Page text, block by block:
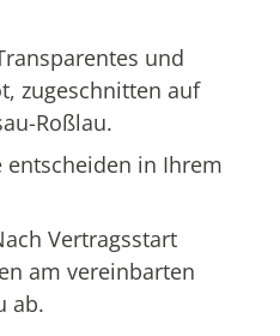
und
zugeschnitten auf
Roßlau.
entscheiden in Ihrem
Vertragsstart
am vereinbarten
ab.